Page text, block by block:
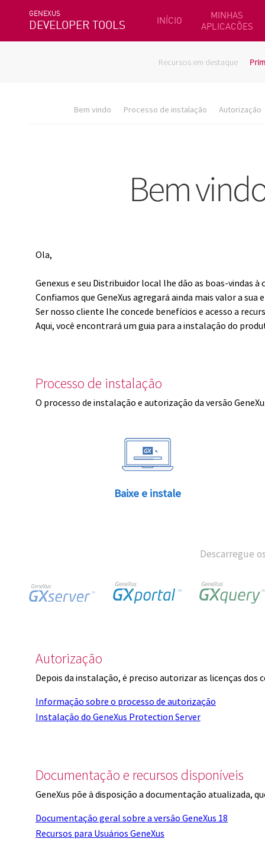
GENEXUS
DEVELOPER TOOLS INÍCIO
MINHAS
APLICACÕES
Recursos em destaque
Bem vindo Processo de instalação Autorização
Ola,
Genexus e seu Distribuidor local lhe dão as boas-vindas à
Confiamos que GeneXus agregará ainda mais valor a
Ser nosso cliente lhe concede benefícios e acesso a
Aqui, você encontrará um guia para a instalação do
Processo de instalação
O processo de instalação e autorização da versão
Baixe e instale
Descarregue
Autorização
Depois da instalação, é preciso autorizar as licenças dos
Informação sobre o processo de autorização
Instalação do GeneXus Protection Server
Documentação e recursos disponíveis
GeneXus põe à disposição a documentação atualizada,
Documentação geral sobre a versão GeneXus 18
Recursos para Usuários GeneXus